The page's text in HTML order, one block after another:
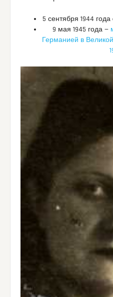
5 сентября 1944
9 мая 1945 года —
Германией в